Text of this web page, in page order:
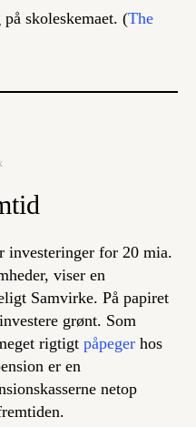
skoleskemaet. (The
investeringer for 20 mia.
viser en
Samvirke. På papiret
grønt. Som
rigtigt påpeger hos
er en
netop